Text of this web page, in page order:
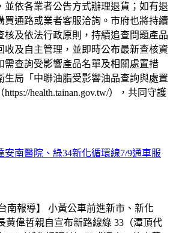
並依各業者公告方式辦理退貨；如有退
買通路或業者客服洽詢。市府也將持續
核及依法行政原則，持續追查問題產品
收及自主管理，並即時公布最新查核資
需查詢受影響產品名單及相關處置措
生局「中聯油脂受影響油品查詢與處置
health.tainan.gov.tw/），共同守護
安南醫院、綠34新化循環線7/9通車服
南報導】 小黃公車前進新市、新化
黃偉哲親自宣布新路線綠 33（潭頂代